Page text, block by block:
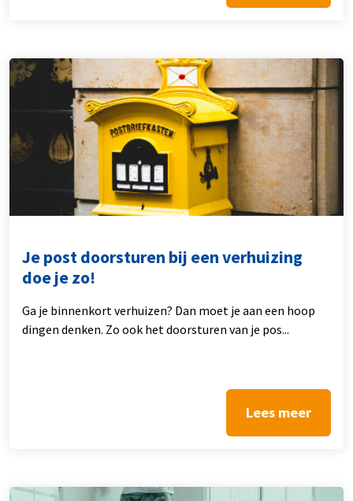
Je post doorsturen bij een verhuizing
doe je zo!
Ga je binnenkort verhuizen? Dan moet je aan een hoop
dingen denken. Zo ook het doorsturen van je pos...
Lees meer